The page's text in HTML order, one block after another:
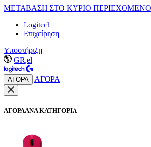
ΜΕΤΑΒΑΣΗ ΣΤΟ ΚΥΡΙΟ ΠΕΡΙΕΧΟΜΕΝΟ
Logitech
Επιχείρηση
Υποστήριξη
GR,el
ΑΓΟΡΑ ΑΓΟΡΑ
ΑΓΟΡΑ ΑΝΑ ΚΑΤΗΓΟΡΙΑ